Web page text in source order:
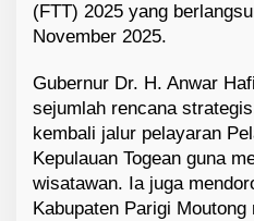
(FTT) 2025 yang
November 2025.
Gubernur Dr. H. Anwar
sejumlah rencana
kembali jalur pelayaran
Kepulauan Togean guna
wisatawan. Ia juga
Kabupaten Parigi